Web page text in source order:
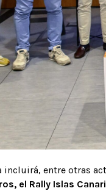
incluirá, entre otras
el Rally Islas